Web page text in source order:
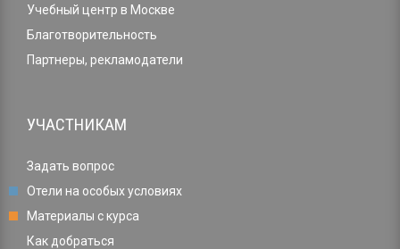
Учебный центр в Москве
Благотворительность
Партнеры, рекламодатели
УЧАСТНИКАМ
Задать вопрос
Отели на особых условиях
Материалы с курса
Как добраться